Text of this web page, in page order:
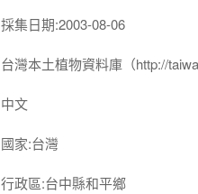
採集日期:2003-08-06
台灣本土植物資料庫（http://
中文
國家:台灣
行政區:台中縣和平鄉